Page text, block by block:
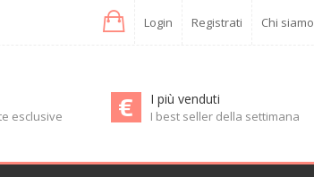
Login Registrati Chi siamo
esclusive
I più venduti
I best seller della settimana